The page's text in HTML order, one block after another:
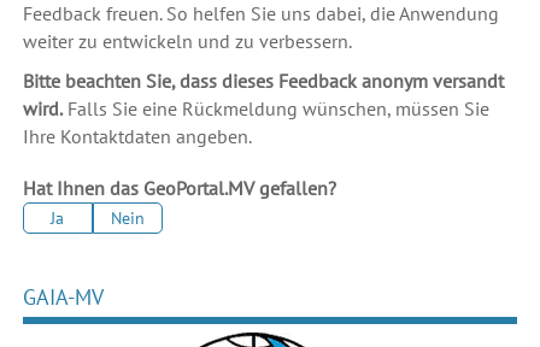
Feedback freuen. So helfen Sie uns dabei, die Anwendung
weiter zu entwickeln und zu verbessern.
Bitte beachten Sie, dass dieses Feedback anonym versandt
wird.Falls Sie eine Rückmeldung wünschen, müssen Sie
Ihre Kontaktdaten angeben.
Hat Ihnen das GeoPortal.MV gefallen?
Ja Nein
GAIA-MV